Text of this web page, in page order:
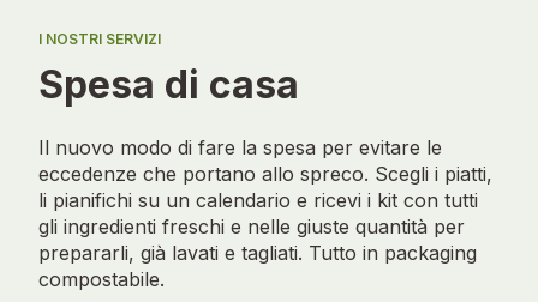
I NOSTRI SERVIZI
Spesa di casa
Il nuovo modo di fare la spesa per evitare le
eccedenze che portano allo spreco. Scegli i piatti,
li pianifichi su un calendario e ricevi i kit con tutti
gli ingredienti freschi e nelle giuste quantità per
prepararli, già lavati e tagliati. Tutto in packaging
compostabile.